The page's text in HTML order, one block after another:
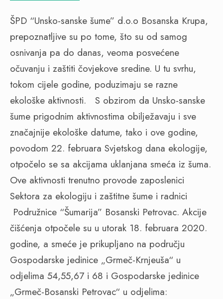
ŠPD “Unsko-sanske šume” d.o.o Bosanska Krupa,
prepoznatljive su po tome, što su od samog
osnivanja pa do danas, veoma posvećene
očuvanju i zaštiti čovjekove sredine. U tu svrhu,
tokom cijele godine, poduzimaju se razne
ekološke aktivnosti.
S obzirom da Unsko-sanske
šume prigodnim aktivnostima obilježavaju i sve
značajnije ekološke datume, tako i ove godine,
povodom 22. februara Svjetskog dana ekologije,
otpočelo se sa akcijama uklanjana smeća iz šuma.
Ove aktivnosti trenutno provode zaposlenici
Sektora za ekologiju i zaštitne šume i radnici
Podružnice “Šumarija” Bosanski Petrovac. Akcije
čišćenja otpočele su u utorak 18. februara 2020.
godine, a smeće je prikupljano na području
Gospodarske jedinice „Grmeč-Krnjeuša“ u
odjelima 54,55,67 i 68 i Gospodarske jedinice
„Grmeč-Bosanski Petrovac“ u odjelima: